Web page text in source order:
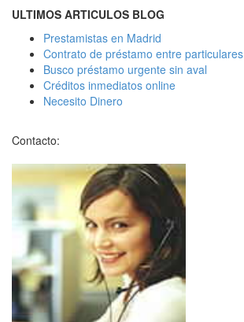
ULTIMOS ARTICULOS BLOG
Prestamistas en Madrid
Contrato de préstamo entre particulares
Busco préstamo urgente sin aval
Créditos inmediatos online
Necesito Dinero
Contacto: